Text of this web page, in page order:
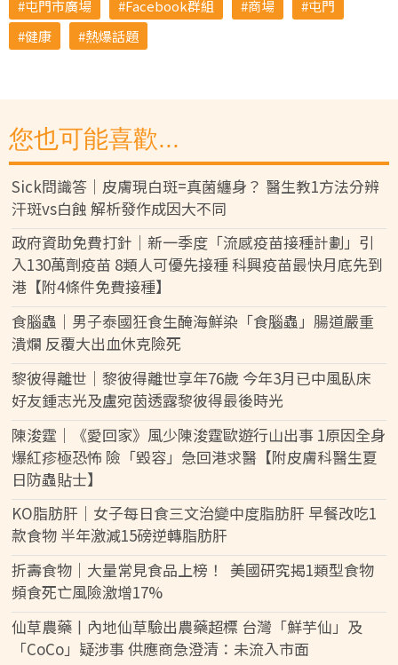
屯門市廣場 Facebook群組 商場
屯門
健康
熱爆話題
您也可能喜歡...
Sick問識答｜皮膚現白斑=真菌纏身？ 醫生教1方法分辨
汗斑vs白蝕 解析發作成因大不同
政府資助免費打針｜新一季度「流感疫苗接種計劃」引
入130萬劑疫苗 8類人可優先接種 科興疫苗最快月底先到
港【附4條件免費接種】
食腦蟲｜男子泰國狂食生醃海鮮染「食腦蟲」腸道嚴重
潰爛 反覆大出血休克險死
黎彼得離世｜黎彼得離世享年76歲 今年3月已中風臥床
好友鍾志光及盧宛茵透露黎彼得最後時光
陳浚霆｜《愛回家》風少陳浚霆歐遊行山出事 1原因全身
爆紅疹極恐怖 險「毀容」急回港求醫【附皮膚科醫生夏
日防蟲貼士】
KO脂肪肝｜女子每日食三文治變中度脂肪肝 早餐改吃1
款食物 半年激減15磅逆轉脂肪肝
折壽食物｜大量常見食品上榜！ 美國研究揭1類型食物
頻食死亡風險激增17%
仙草農藥丨內地仙草驗出農藥超標 台灣「鮮芋仙」及
「CoCo」疑涉事 供應商急澄清：未流入市面